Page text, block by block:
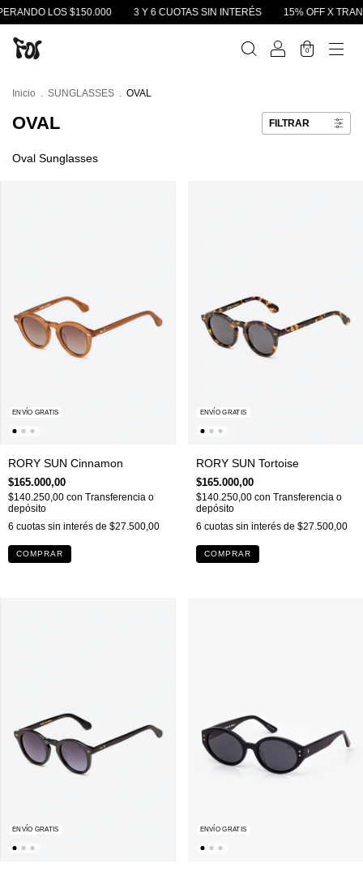
$150.000 3 Y 6 CUOTAS SIN INTERÉS 15% OFF X TRANSFERENCIA
0
Inicio . SUNGLASSES . OVAL
OVAL FILTRAR
Oval Sunglasses
ENVÍO GRATIS
RORY SUN Cinnamon
$165.000,00
$140.250,00 con Transferencia o
depósito
6 cuotas sin interés de $27.500,00
ENVÍO GRATIS
RORY SUN Tortoise
$165.000,00
$140.250,00 con Transferencia o
depósito
6 cuotas sin interés de $27.500,00
ENVÍO GRATIS ENVÍO GRATIS